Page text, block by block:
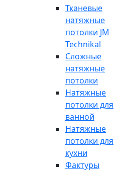
Тканевые
натяжные
потолки JM
Technikal
Сложные
натяжные
потолки
Натяжные
потолки для
ванной
Натяжные
потолки для
кухни
Фактуры